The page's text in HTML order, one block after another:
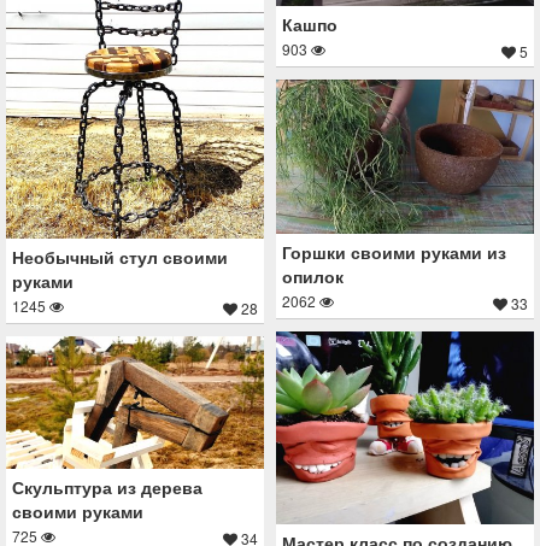
Кашпо
903 5
Необычный стул своими
руками
1245 28
Горшки своими руками из
опилок
2062 33
Скульптура из дерева
своими руками
725 34